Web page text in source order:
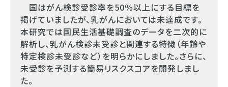
国はがん検診受診率を50％以上にする目標を
掲げていましたが、乳がんにおいては未達成です。
本研究では国民生活基礎調査のデータを二次的に
解析し、乳がん検診未受診と関連する特徴（年齢や
特定検診未受診など）を明らかにしました。さらに、
未受診を予測する簡易リスクスコアを開発しまし
た。